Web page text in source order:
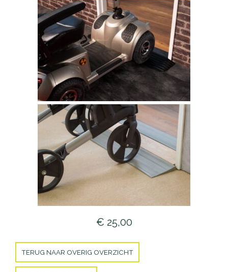
€ 25,00
TERUG NAAR OVERIG OVERZICHT